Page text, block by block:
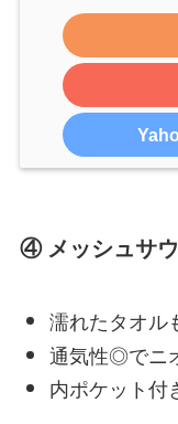
④ メッシュサウ
濡れたタオル
通気性◎でニ
内ポケット付